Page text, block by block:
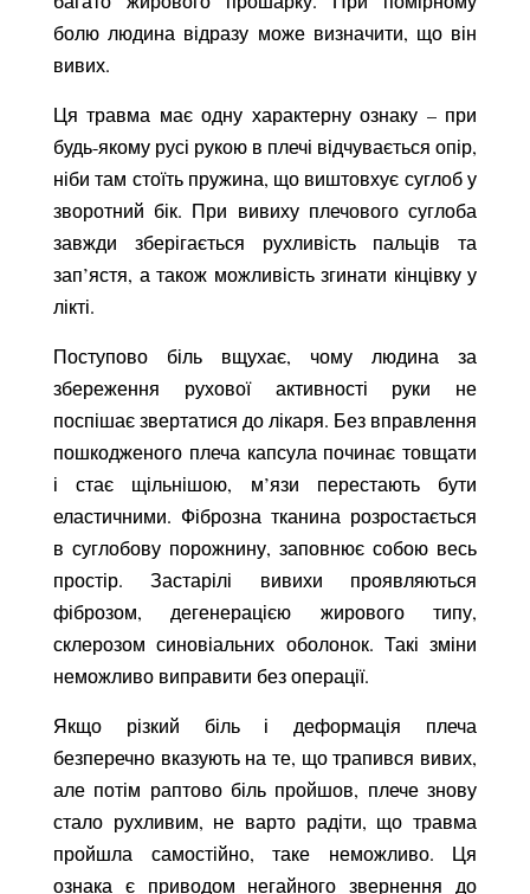
болю людина відразу може визначити, що він
вивих.
Ця травма має одну характерну ознаку – при
будь-якому русі рукою в плечі відчувається опір,
ніби там стоїть пружина, що виштовхує суглоб у
зворотний бік. При вивиху плечового суглоба
завжди зберігається рухливість пальців та
зап’ястя, а також можливість згинати кінцівку у
лікті.
Поступово біль вщухає, чому людина за
збереження рухової активності руки не
поспішає звертатися до лікаря. Без вправлення
пошкодженого плеча капсула починає товщати
і стає щільнішою, м’язи перестають бути
еластичними. Фіброзна тканина розростається
в суглобову порожнину, заповнює собою весь
простір. Застарілі вивихи проявляються
фіброзом, дегенерацією жирового типу,
склерозом синовіальних оболонок. Такі зміни
неможливо виправити без операції.
Якщо різкий біль і деформація плеча
безперечно вказують на те, що трапився вивих,
але потім раптово біль пройшов, плече знову
стало рухливим, не варто радіти, що травма
пройшла самостійно, таке неможливо. Ця
ознака є приводом негайного звернення до